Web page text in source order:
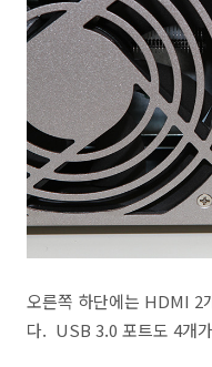
오른쪽 하단에는 HDMI 2
다. USB 3.0 포트도 4개